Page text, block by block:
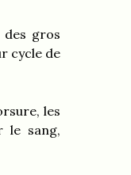
gros
cycle de
les
le sang,